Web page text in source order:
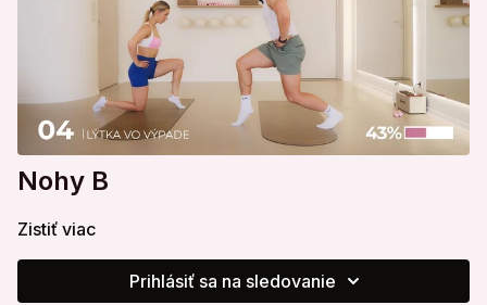
Nohy B
Zistiť viac
Prihlásiť sa na sledovanie